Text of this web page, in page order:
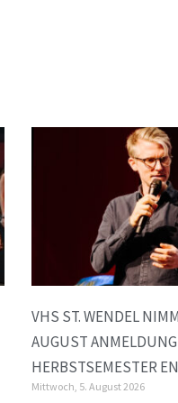
VHS ST. WENDEL
AUGUST
HERBSTSEMESTER
Mittwoch, 5. August 2026